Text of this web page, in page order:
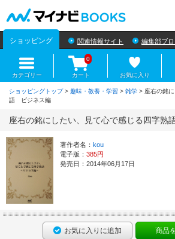
ショッピング 関連情報サイト 編集部ブ
カテゴリー カート
0
お気に入り
ショッピングトップ> 趣味・教養・学習 > 雑学 > 座右の銘
語 ビジネス編
座右の銘にしたい、見て心で感じる四字
著作者名： kou
電子版： 385円
発売日：2014年06月17日
お気に入りに追加 商品